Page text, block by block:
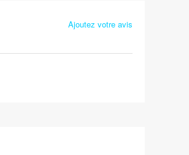
Ajoutez votre avis